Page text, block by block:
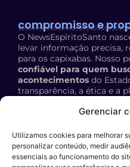
Gerenciar
Utilizamos cookies para melhorar
personalizar conteúdo, medir
essenciais ao funcionamento do
compromisso e
O NewsEspíritoSanto
levar informação precisa,
para os capixabas. Nosso
confiável para quem
acontecimentos do
transparência, a ética e a
Política de Privacidade:
contato
E-mail: